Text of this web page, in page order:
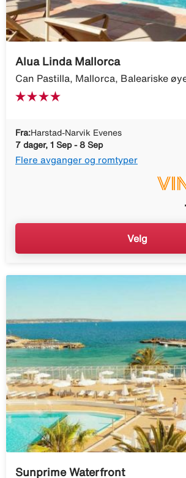
Alua Linda Mallorca
Can Pastilla, Mallorca, Baleariske
Fra:Harstad-Narvik Evenes
7 dager, 1 Sep - 8 Sep
Flere avganger og romtyper
Velg
Sunprime Waterfront